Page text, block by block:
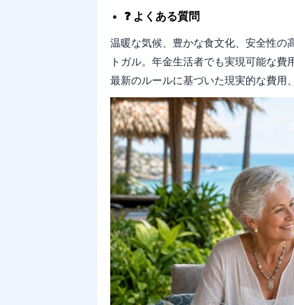
❓ よくある質問
温暖な気候、豊かな食文化、安全性の
トガル。年金生活者でも実現可能な費
最新のルールに基づいた現実的な費用